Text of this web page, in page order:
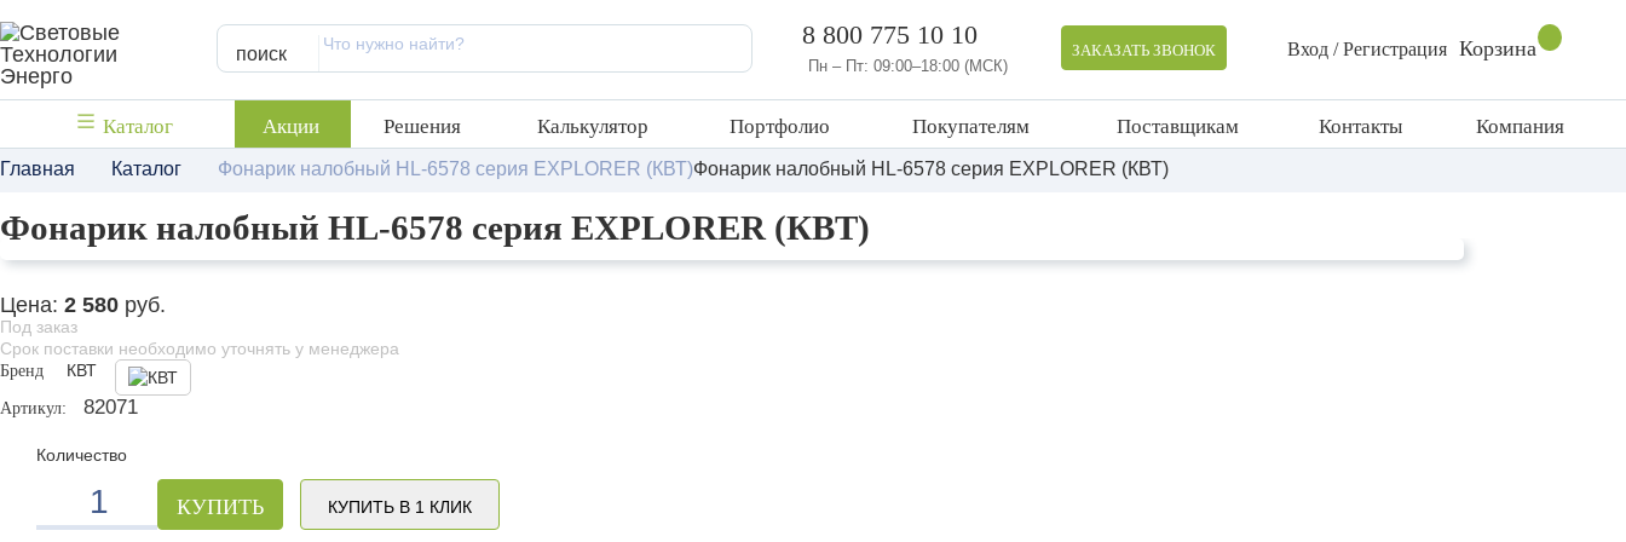
поиск
8 800 775 10 10
Пн – Пт: 09:00–18:00 (МСК)
ЗАКАЗАТЬ ЗВОНОК Вход / Регистрация Корзина
Каталог Акции Решения Калькулятор Портфолио Покупателям Поставщикам Контакты Компания
Главная Каталог Фонарик налобный HL-6578 серия EXPLORER (КВТ)Фонарик налобный HL-6578 серия EXPLORER (КВТ)
Фонарик налобный HL-6578 серия EXPLORER (КВТ)
Цена: 2 580 руб.
Под заказ
Срок поставки необходимо уточнять у менеджера
Бренд
КВТ
Артикул:
82071
Количество
КУПИТЬ КУПИТЬ В 1 КЛИК